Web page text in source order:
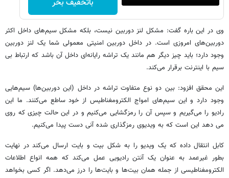
باتخفیف بخر
وی در این باره گفت: مشکل لنز دوربین نیست، بلکه مشکل سیم‌های داخل اکثر
دوربین‌های امروزی است. در داخل دوربین امنیتی معمولی شما یک لنز دوربین
وجود دارد؛ باید چیز دیگر هم مانند یک تراشه رایانه‌ای داخل آن باشد که ارتباط بی
سیم با اینترنت برقرار می‌کند.
این محقق افزود: بین دو نوع متفاوت تراشه در داخل (این دوربین‌ها) سیم‌هایی
وجود دارد و این سیم‌های امواج الکترومغناطیس از خود ساطع می‌کنند. ما این
رادیو را می‌گیریم و سپس آن را رمزگشایی می‌کنیم و در این حالت چیزی که روی
می دهد این است که به ویدیوی رمزگذاری شده آنی دست پیدا می‌کنیم.
کابل انتقال داده که یک ویدیو را به شکل بیت و بایت ارسال می‌کند در نهایت
بطور غیرعمد به عنوان یک آنتن رادیویی عمل می‌کند که همه انواع اطلاعات
الکترومغناطیسی از جمله همان بیت‌ها و بایت‌ها را درز می‌دهد. اگر کسی بخواهد